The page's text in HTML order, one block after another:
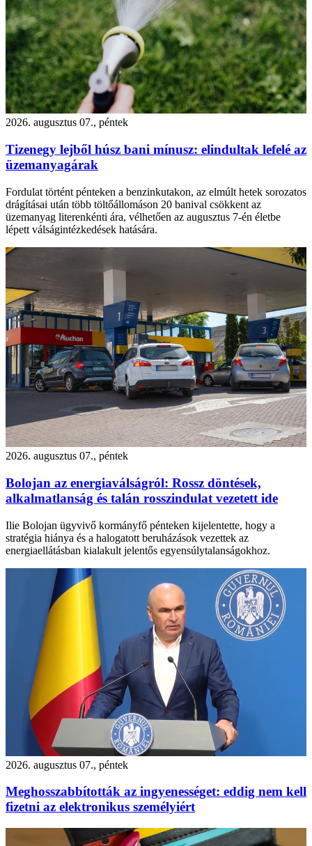
2026. augusztus 07., péntek
Tizenegy lejből húsz bani mínusz: elindultak lefelé az
üzemanyagárak
Fordulat történt pénteken a benzinkutakon, az elmúlt hetek sorozatos
drágításai után több töltőállomáson 20 banival csökkent az
üzemanyag literenkénti ára, vélhetően az augusztus 7-én életbe
lépett válságintézkedések hatására.
2026. augusztus 07., péntek
Bolojan az energiaválságról: Rossz döntések,
alkalmatlanság és talán rosszindulat vezetett ide
Ilie Bolojan ügyvivő kormányfő pénteken kijelentette, hogy a
stratégia hiánya és a halogatott beruházások vezettek az
energiaellátásban kialakult jelentős egyensúlytalanságokhoz.
2026. augusztus 07., péntek
Meghosszabbították az ingyenességet: eddig nem kell
fizetni az elektronikus személyiért